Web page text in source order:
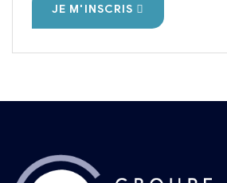
JE M'INSCRIS